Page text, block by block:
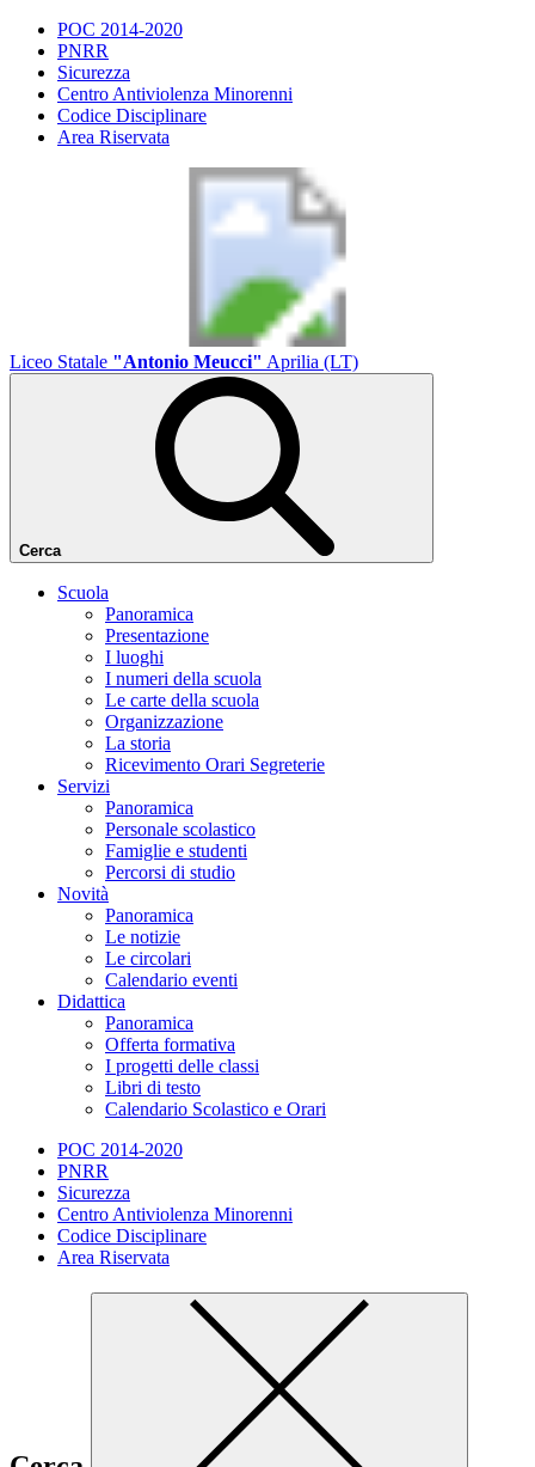
POC 2014-2020
PNRR
Sicurezza
Centro Antiviolenza Minorenni
Codice Disciplinare
Area Riservata
Liceo Statale "Antonio Meucci" Aprilia (LT)
Cerca
Scuola
Panoramica
Presentazione
I luoghi
I numeri della scuola
Le carte della scuola
Organizzazione
La storia
Ricevimento Orari Segreterie
Servizi
Panoramica
Personale scolastico
Famiglie e studenti
Percorsi di studio
Novità
Panoramica
Le notizie
Le circolari
Calendario eventi
Didattica
Panoramica
Offerta formativa
I progetti delle classi
Libri di testo
Calendario Scolastico e Orari
POC 2014-2020
PNRR
Sicurezza
Centro Antiviolenza Minorenni
Codice Disciplinare
Area Riservata